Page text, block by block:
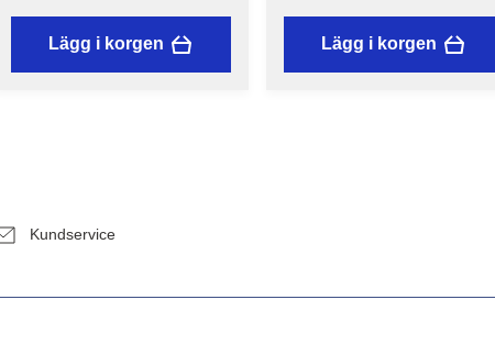
Lägg i korgen Lägg i korgen
Kundservice